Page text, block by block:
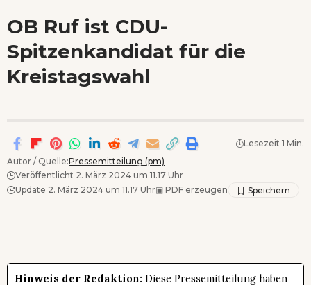
OB Ruf ist CDU-
Spitzenkandidat für die
Kreistagswahl
Autor / Quelle:Pressemitteilung (pm)
Veröffentlicht 2. März 2024 um 11.17 Uhr
Update 2. März 2024 um 11.17 Uhr▣ PDF erzeugen
Lesezeit 1 Min.
Hinweis der Redaktion: Diese Pressemitteilung haben